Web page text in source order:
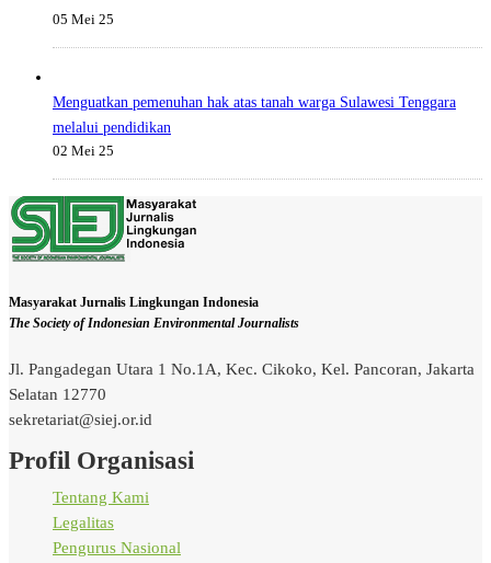
05 Mei 25
Menguatkan pemenuhan hak atas tanah warga Sulawesi Tenggara
melalui pendidikan
02 Mei 25
Masyarakat Jurnalis Lingkungan Indonesia
The Society of Indonesian Environmental Journalists
Jl. Pangadegan Utara 1 No.1A, Kec. Cikoko, Kel. Pancoran, Jakarta
Selatan 12770
sekretariat@siej.or.id
Profil Organisasi
Tentang Kami
Legalitas
Pengurus Nasional